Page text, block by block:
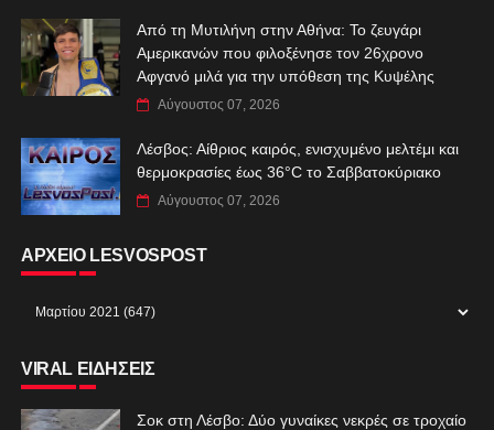
Από τη Μυτιλήνη στην Αθήνα: Το ζευγάρι
Αμερικανών που φιλοξένησε τον 26χρονο
Αφγανό μιλά για την υπόθεση της Κυψέλης
Αύγουστος 07, 2026
Λέσβος: Αίθριος καιρός, ενισχυμένο μελτέμι και
θερμοκρασίες έως 36°C το Σαββατοκύριακο
Αύγουστος 07, 2026
ΑΡΧΕΙΟ LESVOSPOST
VIRAL ΕΙΔΗΣΕΙΣ
Σοκ στη Λέσβο: Δύο γυναίκες νεκρές σε τροχαίο